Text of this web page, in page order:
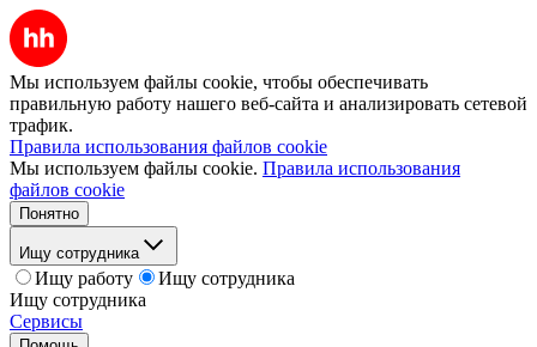
Мы используем файлы cookie, чтобы обеспечивать
правильную работу нашего веб-сайта и анализировать сетевой
трафик.
Правила использования файлов cookie
Мы используем файлы cookie. Правила использования
файлов cookie
Понятно
Ищу сотрудника
Ищу работу
Ищу сотрудника
Ищу сотрудника
Сервисы